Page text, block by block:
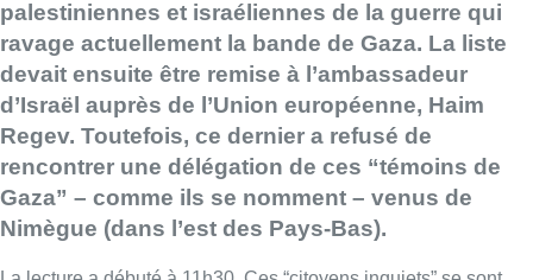
“petite” rue de la Loi, une portion piétonne coincée entre le
rond-point Schuman et le parc du Cinquantenaire. Les militants
ont choisi cet endroit pour sa proximité avec le bâtiment du
coin de la rue. L’organe gère les relations diplomatiques de
l’UE avec les pays non membres.
L’âge des victimes était également mentionné, rappelant que
mort dans l’enclave palestinienne depuis le 7 octobre 2023.
Parmi les 64.000 victimes, 13.269 étaient des enfants. Les